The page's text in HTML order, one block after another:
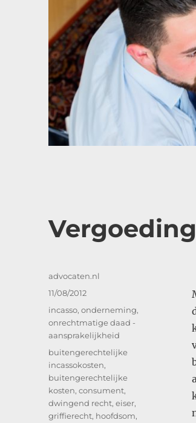
Auteur
advocaten.nl
Geplaatst
op
11/08/2012
Categorieën
incasso,onderneming,
onrechtmatige daad -
aansprakelijkheid
Tags
buitengerechtelijke
incassokosten,
buitengerechtelijke
kosten,consument,
dwingend recht,eiser,
griffierecht, hoofdsom,